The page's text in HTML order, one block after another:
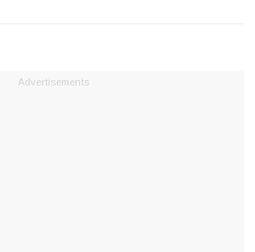
Advertisements